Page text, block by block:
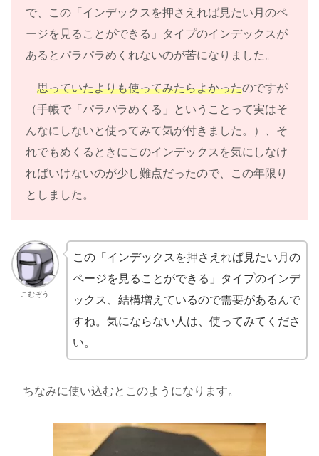
で、この「インデックスを押さえれば見たい月のペ
ージを見ることができる」タイプのインデックスが
あるとパラパラめくれないのが苦になりました。
思っていたよりも使ってみたらよかったのですが
（手帳で「パラパラめくる」ということって実はそ
んなにしないと使ってみて気が付きました。）、そ
れでもめくるときにこのインデックスを気にしなけ
ればいけないのが少し難点だったので、この年限り
としました。
こむぞう
この「インデックスを押さえれば見たい月の
ページを見ることができる」タイプのインデ
ックス、結構増えているので需要があるんで
すね。気にならない人は、使ってみてくださ
い。
ちなみに使い込むとこのようになります。